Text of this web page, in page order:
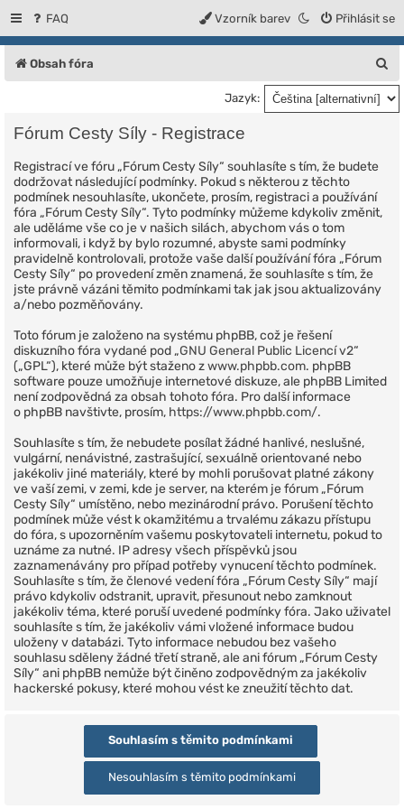
FAQ Přihlásit se
Vzorník barev
Obsah fóra
l
e
Jazyk:
Fórum Cesty Síly - Registrace
Registrací ve fóru „Fórum Cesty Síly“ souhlasíte s tím, že budete
dodržovat následující podmínky. Pokud s některou z těchto
podmínek nesouhlasíte, ukončete, prosím, registraci a používání
fóra „Fórum Cesty Síly“. Tyto podmínky můžeme kdykoliv změnit,
ale uděláme vše co je v našich silách, abychom vás o tom
informovali, i když by bylo rozumné, abyste sami podmínky
pravidelně kontrolovali, protože vaše další používání fóra „Fórum
Cesty Síly“ po provedení změn znamená, že souhlasíte s tím, že
jste právně vázáni těmito podmínkami tak jak jsou aktualizovány
a/nebo pozměňovány.
Toto fórum je založeno na systému phpBB, což je řešení
diskuzního fóra vydané pod „GNU General Public Licencí v2“
(„GPL“), které může být staženo zwww.phpbb.com. phpBB
software pouze umožňuje internetové diskuze, ale phpBB Limited
není zodpovědná za obsah tohoto fóra. Pro další informace
o phpBB navštivte, prosím, https://www.phpbb.com/.
Souhlasíte s tím, že nebudete posílat žádné hanlivé, neslušné,
vulgární, nenávistné, zastrašující, sexuálně orientované nebo
jakékoliv jiné materiály, které by mohli porušovat platné zákony
ve vaší zemi, v zemi, kde je server, na kterém je fórum „Fórum
Cesty Síly“ umístěno, nebo mezinárodní právo. Porušení těchto
podmínek může vést k okamžitému a trvalému zákazu přístupu
do fóra, s upozorněním vašemu poskytovateli internetu, pokud to
uznáme za nutné. IP adresy všech příspěvků jsou
zaznamenávány pro případ potřeby vynucení těchto podmínek.
Souhlasíte s tím, že členové vedení fóra „Fórum Cesty Síly“ mají
právo kdykoliv odstranit, upravit, přesunout nebo zamknout
jakékoliv téma, které poruší uvedené podmínky fóra. Jako uživatel
souhlasíte s tím, že jakékoliv vámi vložené informace budou
uloženy v databázi. Tyto informace nebudou bez vašeho
souhlasu sděleny žádné třetí straně, ale ani fórum „Fórum Cesty
Síly“ ani phpBB nemůže být činěno zodpovědným za jakékoliv
hackerské pokusy, které mohou vést ke zneužití těchto dat.